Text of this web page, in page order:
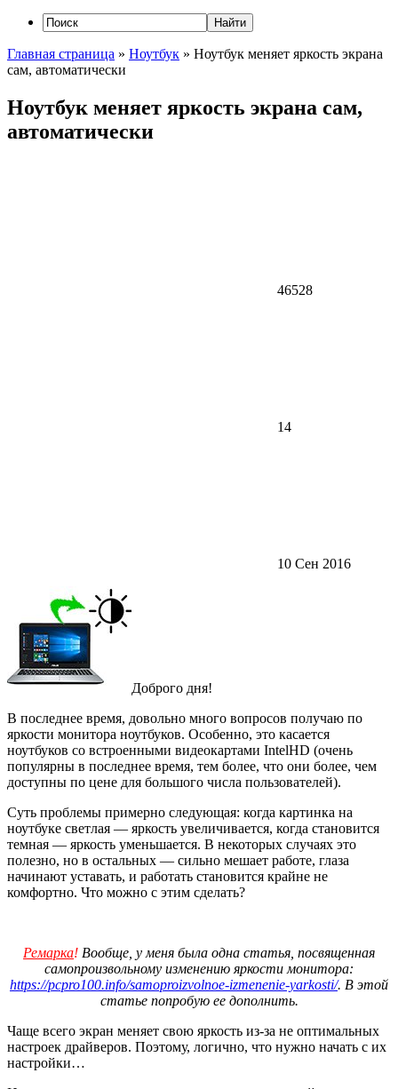
Главная страница » Ноутбук » Ноутбук меняет яркость экрана
сам, автоматически
Ноутбук меняет яркость экрана сам,
автоматически
46528
14
10 Сен 2016
Доброго дня!
В последнее время, довольно много вопросов получаю по
яркости монитора ноутбуков. Особенно, это касается
ноутбуков со встроенными видеокартами IntelHD (очень
популярны в последнее время, тем более, что они более, чем
доступны по цене для большого числа пользователей).
Суть проблемы примерно следующая: когда картинка на
ноутбуке светлая — яркость увеличивается, когда становится
темная — яркость уменьшается. В некоторых случаях это
полезно, но в остальных — сильно мешает работе, глаза
начинают уставать, и работать становится крайне не
комфортно. Что можно с этим сделать?
Ремарка! Вообще, у меня была одна статья, посвященная
самопроизвольному изменению яркости монитора:
https://pcpro100.info/samoproizvolnoe-izmenenie-yarkosti/. В этой
статье попробую ее дополнить.
Чаще всего экран меняет свою яркость из-за не оптимальных
настроек драйверов. Поэтому, логично, что нужно начать с их
настройки…